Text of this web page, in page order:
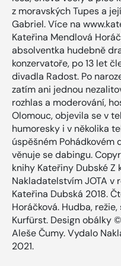
z moravských Tupes a
Gabriel. Více na
Kateřina Mendlová
absolventka hudebně
konzervatoře, po 13 let
divadla Radost. Po
zatím ani jednou
rozhlas a moderování,
Olomouc, objevila se v
humoresky i v několika
úspěšném Pohádkovém
věnuje se dabingu.
knihy Kateřiny Dubské Z
Nakladatelstvím JOTA v
Kateřina Dubská 2018.
Horáčková. Hudba,
Kurfürst. Design obálky
Aleše Čumy. Vydalo
2021.